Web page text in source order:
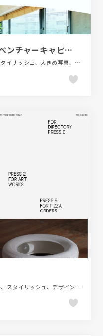
mint | 創業期に特化したベンチャーキャピタル
グリーン系、コーポレートサイト、スタイリッシュ、大きめ写真、金融・法律・人材・専門職
エレガント、ギャラリー風、シンプル、スタイリッシュ、デザイン・アート・音楽・文芸、ホワイト系、ポートフォリオ、大きめ写真、海外サイト